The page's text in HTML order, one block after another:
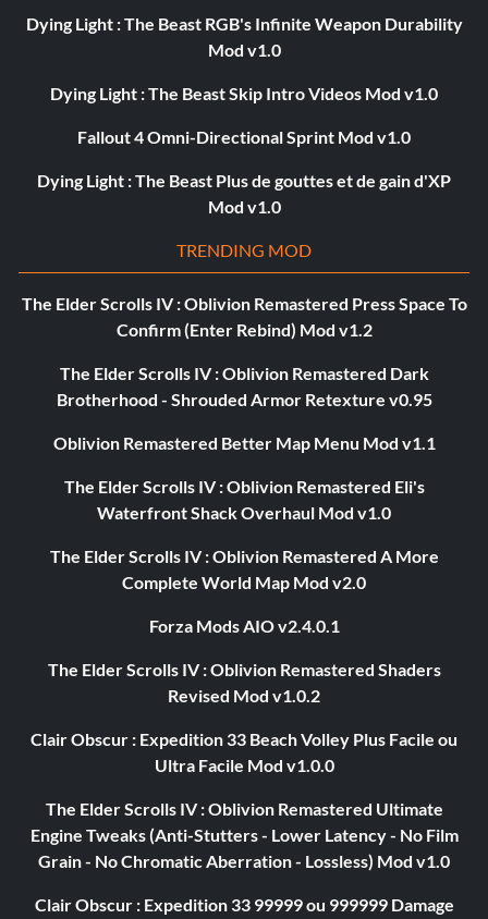
Dying Light : The Beast RGB's Infinite Weapon Durability
Mod v1.0
Dying Light : The Beast Skip Intro Videos Mod v1.0
Fallout 4 Omni-Directional Sprint Mod v1.0
Dying Light : The Beast Plus de gouttes et de gain d'XP
Mod v1.0
TRENDING MOD
The Elder Scrolls IV : Oblivion Remastered Press Space To
Confirm (Enter Rebind) Mod v1.2
The Elder Scrolls IV : Oblivion Remastered Dark
Brotherhood - Shrouded Armor Retexture v0.95
Oblivion Remastered Better Map Menu Mod v1.1
The Elder Scrolls IV : Oblivion Remastered Eli's
Waterfront Shack Overhaul Mod v1.0
The Elder Scrolls IV : Oblivion Remastered A More
Complete World Map Mod v2.0
Forza Mods AIO v2.4.0.1
The Elder Scrolls IV : Oblivion Remastered Shaders
Revised Mod v1.0.2
Clair Obscur : Expedition 33 Beach Volley Plus Facile ou
Ultra Facile Mod v1.0.0
The Elder Scrolls IV : Oblivion Remastered Ultimate
Engine Tweaks (Anti-Stutters - Lower Latency - No Film
Grain - No Chromatic Aberration - Lossless) Mod v1.0
Clair Obscur : Expedition 33 99999 ou 999999 Damage